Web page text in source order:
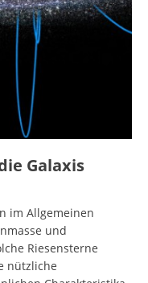
Galaxis
im Allgemeinen
und
Riesensterne
nützliche